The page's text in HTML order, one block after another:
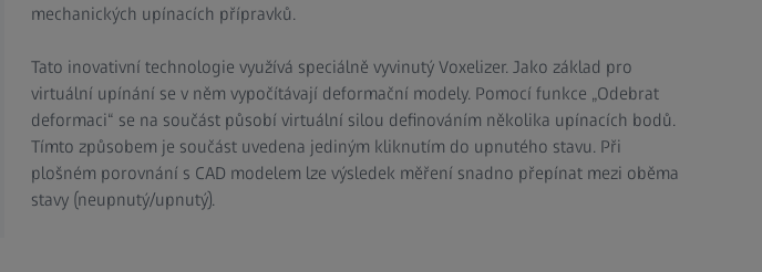
mechanických upínacích přípravků.
Tato inovativní technologie využívá speciálně vyvinutý Voxelizer. Jako základ pro
virtuální upínání se v něm vypočítávají deformační modely. Pomocí funkce „Odebrat
deformaci“ se na součást působí virtuální silou definováním několika upínacích bodů.
Tímto způsobem je součást uvedena jediným kliknutím do upnutého stavu. Při
plošném porovnání s CAD modelem lze výsledek měření snadno přepínat mezi oběma
stavy (neupnutý/upnutý).